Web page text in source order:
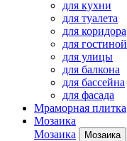
для кухни
для туалета
для коридора
для гостиной
для улицы
для балкона
для бассейна
для фасада
Мраморная плитка
Мозаика
Мозаика
Мозаика